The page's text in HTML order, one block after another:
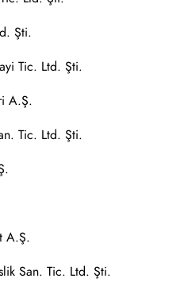
Şti.
Tic. Ltd. Şti.
A.Ş.
Tic. Ltd. Şti.
A.Ş.
San. Tic. Ltd. Şti.